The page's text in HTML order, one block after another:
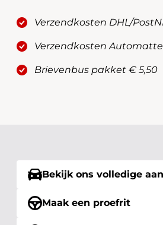
Verzendkosten DHL/
Verzendkosten
Brievenbus pakket € 5,50
Bekijk ons volledige
Maak een proefrit